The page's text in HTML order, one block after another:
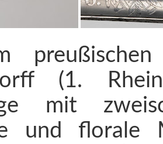
preußischen
(1.
mit
und florale